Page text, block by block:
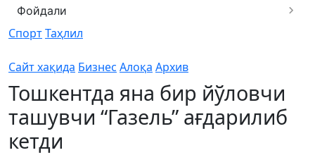
Фойдали
СпортТаҳлил
Сайт хақида Бизнес Алоқа Архив
Тошкентда яна бир йўловчи
ташувчи “Газель” ағдарилиб
кетди